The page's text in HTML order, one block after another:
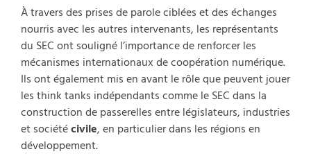
À travers des prises de parole ciblées et des échanges
nourris avec les autres intervenants, les représentants
du SEC ont souligné l’importance de renforcer les
mécanismes internationaux de coopération numérique.
Ils ont également mis en avant le rôle que peuvent jouer
les think tanks indépendants comme le SEC dans la
construction de passerelles entre législateurs, industries
et sociétécivile, en particulier dans les régions en
développement.